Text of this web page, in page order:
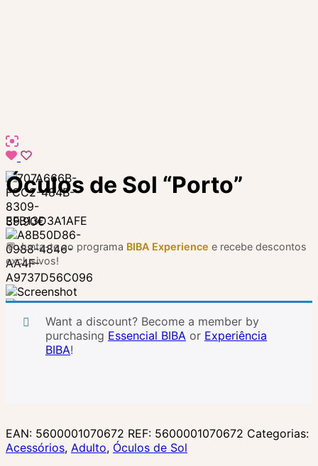
Óculos de Sol “Porto”
39.90€
💬 Junta-te ao programa BIBA Experience e recebe descontos
exclusivos!
Want a discount? Become a member by
purchasing Essencial BIBA or Experiência
BIBA!
EAN: 5600001070672 REF: 5600001070672 Categorias:
Acessórios, Adulto, Óculos de Sol